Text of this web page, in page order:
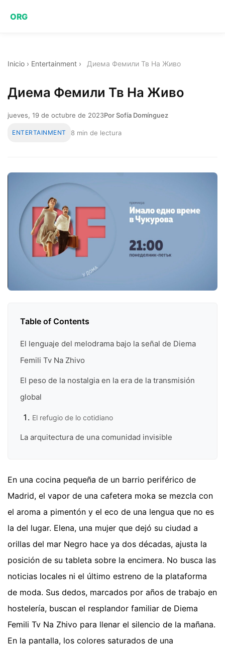
ORG
Inicio › Entertainment › Диема Фемили Тв На Живо
Диема Фемили Тв На Живо
jueves, 19 de octubre de 2023Por Sofía Domínguez
ENTERTAINMENT 8 min de lectura
Table of Contents
El lenguaje del melodrama bajo la señal de Diema
Femili Tv Na Zhivo
El peso de la nostalgia en la era de la transmisión
global
El refugio de lo cotidiano
La arquitectura de una comunidad invisible
En una cocina pequeña de un barrio periférico de
Madrid, el vapor de una cafetera moka se mezcla con
el aroma a pimentón y el eco de una lengua que no es
la del lugar. Elena, una mujer que dejó su ciudad a
orillas del mar Negro hace ya dos décadas, ajusta la
posición de su tableta sobre la encimera. No busca las
noticias locales ni el último estreno de la plataforma
de moda. Sus dedos, marcados por años de trabajo en
hostelería, buscan el resplandor familiar de Diema
Femili Tv Na Zhivo para llenar el silencio de la mañana.
En la pantalla, los colores saturados de una